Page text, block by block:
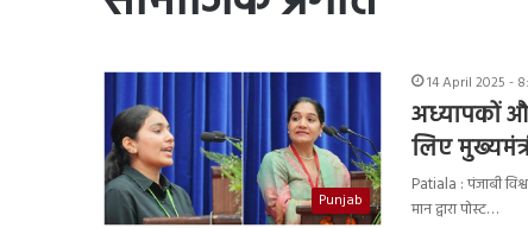
Punjab
14 April 2025 -
अध्यापकों
लिए
Patiala : पंजाबी
मान द्वारा पोस्ट…